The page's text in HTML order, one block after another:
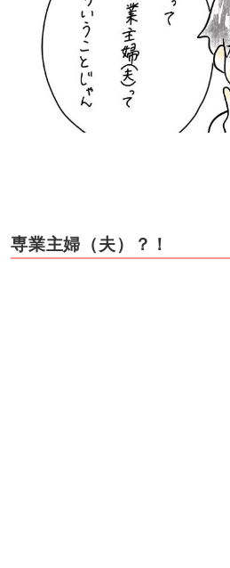
専業主婦（夫）？！